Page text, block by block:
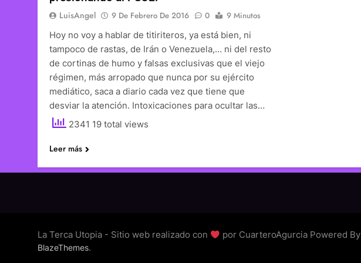
LuisAngel 9 De Febrero De 2016 0
9 Minutos
Hoy no voy a hablar de titiriteros, ya está bien, ni
tampoco de rastas, de Irán o Venezuela,… ni del resto
de cortinas de humo y falsas exclusivas que el viejo
régimen, más arropado que nunca por su ejército
mediático, saca a diario cada vez que tiene que
desviar la atención. Intoxicaciones para ocultar las…
2341 19 total views
Leer más
La Terca Utopia - Sitio web realizado con por CuarteroAgurcia Powered By
BlazeThemes.